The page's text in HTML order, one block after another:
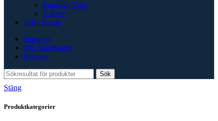
Engångs Vape
E-Juice
15Kr Dosan
Snusnytt
Om Snushandel
Kontakt
Sök
Stäng
Produktkategorier